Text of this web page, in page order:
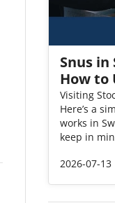
Snus
How to
Visiting
Here’s a
works in
keep in
2026-07-13